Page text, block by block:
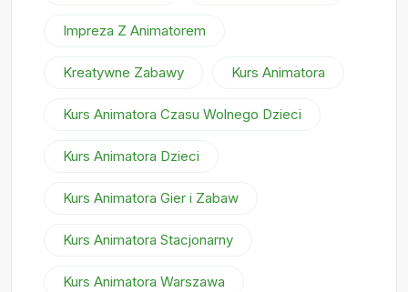
Impreza Z Animatorem
Kreatywne Zabawy Kurs Animatora
Kurs Animatora Czasu Wolnego Dzieci
Kurs Animatora Dzieci
Kurs Animatora Gier i Zabaw
Kurs Animatora Stacjonarny
Kurs Animatora Warszawa